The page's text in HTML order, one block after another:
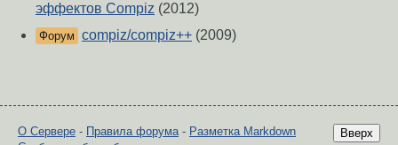
эффектов Compiz (2012)
Форум compiz/compiz++ (2009)
Вверх
О Сервере - Правила форума- Разметка Markdown